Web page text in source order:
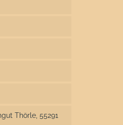
Thörle, 55291